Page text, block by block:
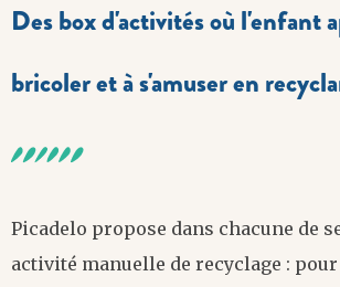
Des box d'activités où l'enfant
bricoler et à s'amuser en
Picadelo propose dans chacune de
activité manuelle de recyclage :